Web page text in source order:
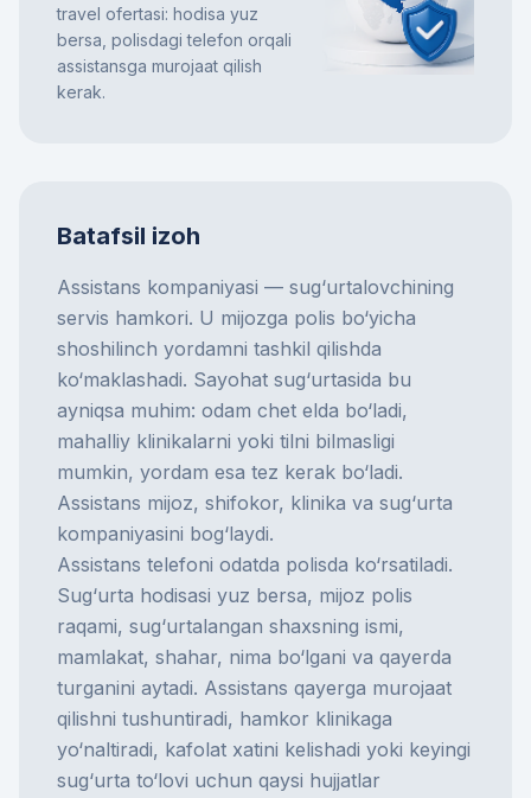
travel ofertasi: hodisa yuz
bersa, polisdagi telefon orqali
assistansga murojaat qilish
kerak.
Batafsil izoh
Assistans kompaniyasi — sug‘urtalovchining
servis hamkori. U mijozga polis bo‘yicha
shoshilinch yordamni tashkil qilishda
ko‘maklashadi. Sayohat sug‘urtasida bu
ayniqsa muhim: odam chet elda bo‘ladi,
mahalliy klinikalarni yoki tilni bilmasligi
mumkin, yordam esa tez kerak bo‘ladi.
Assistans mijoz, shifokor, klinika va sug‘urta
kompaniyasini bog‘laydi.
Assistans telefoni odatda polisda ko‘rsatiladi.
Sug‘urta hodisasi yuz bersa, mijoz polis
raqami, sug‘urtalangan shaxsning ismi,
mamlakat, shahar, nima bo‘lgani va qayerda
turganini aytadi. Assistans qayerga murojaat
qilishni tushuntiradi, hamkor klinikaga
yo‘naltiradi, kafolat xatini kelishadi yoki keyingi
sug‘urta to‘lovi uchun qaysi hujjatlar